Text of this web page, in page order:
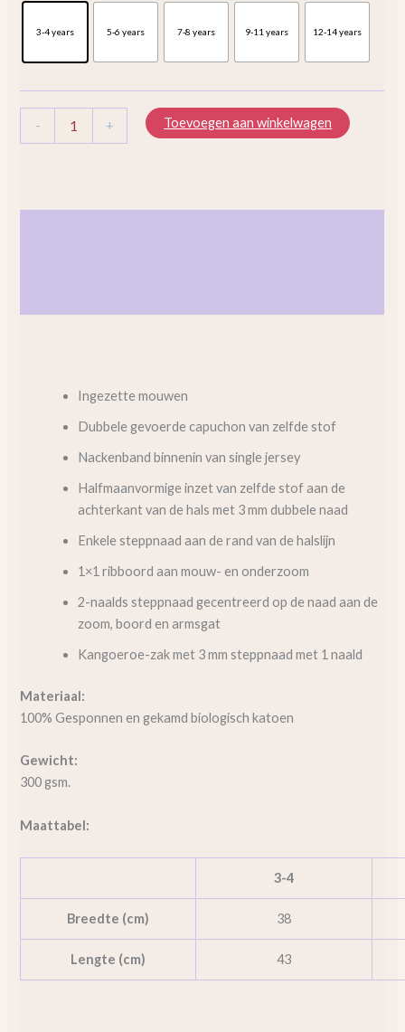
3-4 years 5-6 years 7-8 years 9-11 years 12-14 years
- + Toevoegen aan winkelwagen
Ingezette mouwen
Dubbele gevoerde capuchon van zelfde stof
Nackenband binnenin van single jersey
Halfmaanvormige inzet van zelfde stof aan de
achterkant van de hals met 3 mm dubbele naad
Enkele steppnaad aan de rand van de halslijn
1×1 ribboord aan mouw- en onderzoom
2-naalds steppnaad gecentreerd op de naad aan de
zoom, boord en armsgat
Kangoeroe-zak met 3 mm steppnaad met 1 naald
Materiaal:
100% Gesponnen en gekamd biologisch katoen
Gewicht:
300 gsm.
Maattabel:
3-4
Breedte (cm) 38
Lengte (cm) 43